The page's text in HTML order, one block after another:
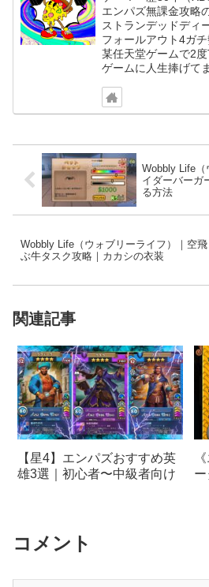
エンパズ無課金攻略
ストランデッドディ
フォールアウト4ガ
某任天堂ゲームで2
ゲームに人生捧げて
Wobbly Life（
イダーバーガ
る方法
Wobbly Life（ウォブリーライフ）｜空飛
ぶ牛タスク攻略｜カカシの衣装
関連記事
【星4】エンパズおすすめ英
雄3選｜初心者〜中級者向け
コメント